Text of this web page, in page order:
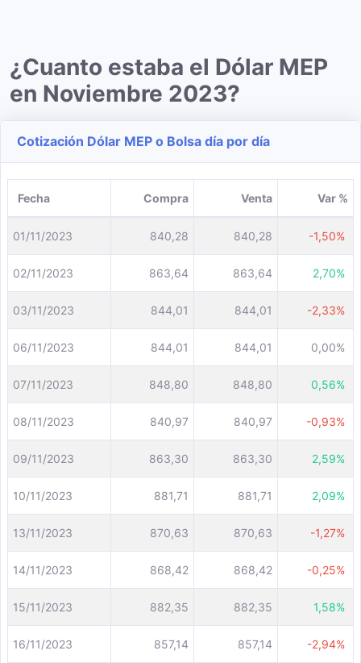
¿Cuanto estaba el Dólar MEP
en Noviembre 2023?
Cotización Dólar MEP o Bolsa día por día
Fecha Compra Venta Var %
01/11/2023 840,28 840,28 -1,50%
02/11/2023 863,64 863,64 2,70%
03/11/2023 844,01 844,01 -2,33%
06/11/2023 844,01 844,01 0,00%
07/11/2023 848,80 848,80 0,56%
08/11/2023 840,97 840,97 -0,93%
09/11/2023 863,30 863,30 2,59%
10/11/2023 881,71 881,71 2,09%
13/11/2023 870,63 870,63 -1,27%
14/11/2023 868,42 868,42 -0,25%
15/11/2023 882,35 882,35 1,58%
16/11/2023 857,14 857,14 -2,94%